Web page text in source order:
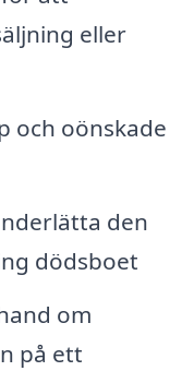
eller
och oönskade
den
dödsboet
om
på ett